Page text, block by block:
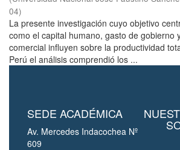
04)
La presente investigación cuyo objetivo
como el capital humano, gasto de gobierno
comercial influyen sobre la productividad
Perú el análisis comprendió los ...
SEDE ACADÉMICA
Av. Mercedes Indacochea Nº
609